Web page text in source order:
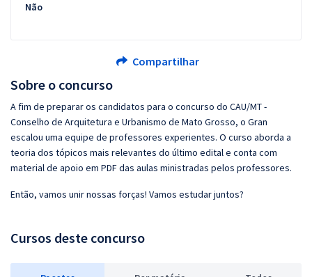
Sobre o concurso
A fim de preparar os candidatos para o concurso do CAU/MT -
Conselho de Arquitetura e Urbanismo de Mato Grosso, o Gran
escalou uma equipe de professores experientes. O curso aborda a
teoria dos tópicos mais relevantes do último edital e conta com
material de apoio em PDF das aulas ministradas pelos professores.
Então, vamos unir nossas forças! Vamos estudar juntos?
Cursos deste concurso
Não
Compartilhar